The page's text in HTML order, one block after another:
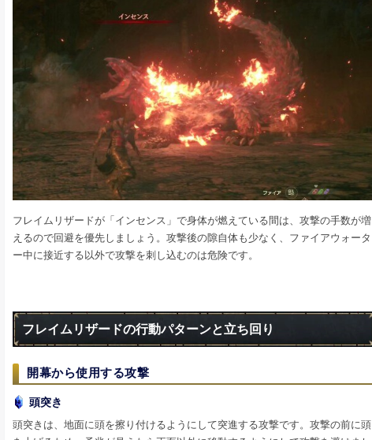
フレイムリザードが「インセンス」で身体が燃えている間は、攻撃の手数が増
えるので回避を優先しましょう。攻撃後の隙自体も少なく、ファイアウォータ
ー中に接近する以外で攻撃を刺し込むのは危険です。
フレイムリザードの行動パターンと立ち回り
開幕から使用する攻撃
頭突き
頭突きは、地面に頭を擦り付けるようにして突進する攻撃です。攻撃の前に頭